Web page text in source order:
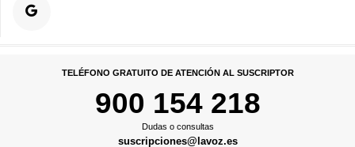
TELÉFONO GRATUITO DE ATENCIÓN AL SUSCRIPTOR
900 154 218
Dudas o consultas
suscripciones@lavoz.es